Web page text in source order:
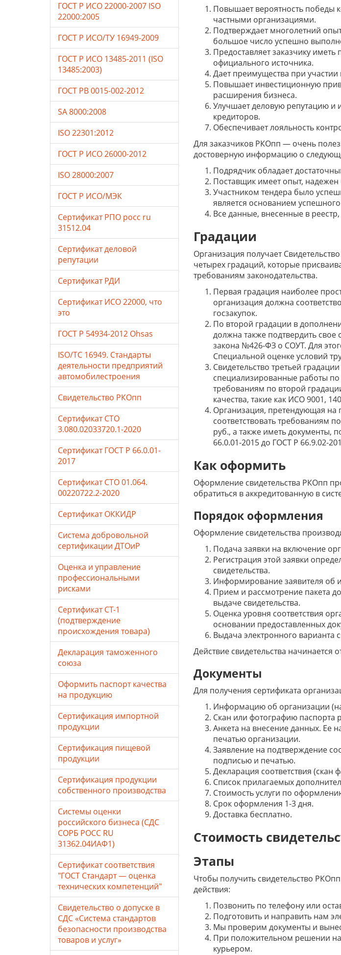
Повышает вероятность победы
частными организациями.
Подтверждает многолетний
большое число успешно
Предоставляет заказчику
официального источника.
Дает преимущества при участии
Повышает инвестиционную
расширения бизнеса.
Улучшает деловую репутацию и
кредиторов.
Обеспечивает лояльность
Для заказчиков РКОпп — очень
достоверную информацию о
Подрядчик обладает
Поставщик имеет опыт,
Участником тендера было
является основанием
Все данные, внесенные в
Градации
Организация получает
четырех градаций, которые
требованиям законодательства.
Первая градация наиболее
организация должна
госзакупок.
По второй градации в
должна также подтвердить свое
закона №426-ФЗ о СОУТ. Для
Специальной оценке условий
Свидетельство третьей
специализированные работы
требованиям по второй
качества, такие как ИСО 9001,
Организация, претендующая на
соответствовать требованиям
руб., а также иметь документы,
66.0.01-2015 до ГОСТ Р 66.9.02-
Как оформить
Оформление свидетельства РКОпп
обратиться в аккредитованную в
Порядок оформления
Оформление свидетельства
Подача заявки на включение
Регистрация этой заявки
свидетельства.
Информирование заявителя об
Прием и рассмотрение пакета
выдаче свидетельства.
Оценка уровня соответствия
основании предоставленных
Выдача электронного варианта
Действие свидетельства
Документы
Для получения сертификата
Информацию об организации
Скан или фотографию паспорта
Анкета на внесение данных. Ее
печатью организации.
Заявление на подтверждение
подписью и печатью.
Декларация соответствия
Список прилагаемых
Стоимость услуги по
Срок оформления 1-3 дня.
Доставка бесплатно.
Стоимость
Этапы
Чтобы получить свидетельство
действия:
Позвонить по телефону или
Подготовить и направить нам
Мы проверим документы и
При положительном решении
курьером.
ГОСТ Р ИСО 22000-2007 ISO
22000:2005
ГОСТ Р ИСО/ТУ 16949-2009
ГОСТ Р ИСО 13485-2011 (ISO
13485:2003)
ГОСТ РВ 0015-002-2012
SA 8000:2008
ISO 22301:2012
ГОСТ Р ИСО 26000-2012
ISO 28000:2007
ГОСТ Р ИСО/МЭК
Сертификат РПО росс ru
31512.04
Сертификат деловой
репутации
Сертификат РДИ
Сертификат ИСО 22000, что
это
ГОСТ Р 54934-2012 Ohsas
ISO/TC 16949. Стандарты
деятельности предприятий
автомобилестроения
Свидетельство РКОпп
Сертификат СТО
3.080.02033720.1-2020
Сертификат ГОСТ Р 66.0.01-
2017
Сертификат СТО 01.064.
00220722.2-2020
Сертификат ОККИДР
Система добровольной
сертификации ДТОиР
Оценка и управление
профессиональными
рисками
Сертификат СТ-1
(подтверждение
происхождения товара)
Декларация таможенного
союза
Оформить паспорт качества
на продукцию
Сертификация импортной
продукции
Сертификация пищевой
продукции
Сертификация продукции
собственного производства
Системы оценки
российского бизнеса (СДС
СОРБ РОСС RU
31362.04ИАФ1)
Сертификат соответствия
"ГОСТ Стандарт — оценка
технических компетенций"
Свидетельство о допуске в
СДС «Система стандартов
безопасности производства
товаров и услуг»